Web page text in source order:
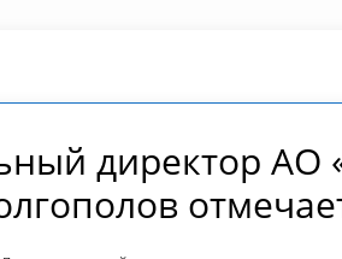
директор АО